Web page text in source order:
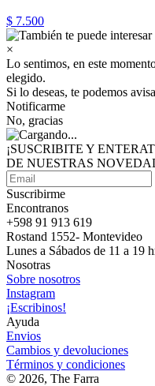
$ 7.500
×
Lo sentimos, en este
elegido.
Si lo deseas, te podemos
Notificarme
No, gracias
¡SUSCRIBITE Y
DE NUESTRAS
Suscribirme
Encontranos
+598 91 913 619
Rostand 1552- Montevideo
Lunes a Sábados de 11 a 19
Nosotras
Sobre nosotros
Instagram
¡Escribinos!
Ayuda
Envios
Cambios y devoluciones
Términos y condiciones
© 2026, The Farra